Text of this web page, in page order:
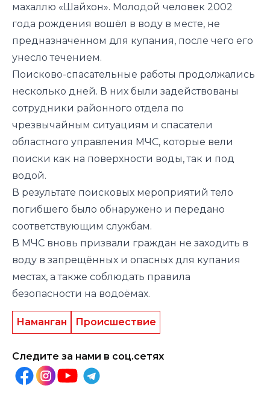
махаллю «Шайхон». Молодой человек 2002
года рождения вошёл в воду в месте, не
предназначенном для купания, после чего его
унесло течением.
Поисково-спасательные работы продолжались
несколько дней. В них были задействованы
сотрудники районного отдела по
чрезвычайным ситуациям и спасатели
областного управления МЧС, которые вели
поиски как на поверхности воды, так и под
водой.
В результате поисковых мероприятий тело
погибшего было обнаружено и передано
соответствующим службам.
В МЧС вновь призвали граждан не заходить в
воду в запрещённых и опасных для купания
местах, а также соблюдать правила
безопасности на водоёмах.
Наманган Происшествие
Следите за нами в соц.сетях